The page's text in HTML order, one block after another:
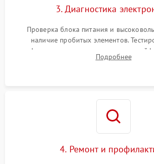
3. Диагностика
Проверка блока питания и
наличие пробитых элементов.
форматирования, целостности
картриджа и оптопар (датчиков
Подробнее
4. Ремонт и